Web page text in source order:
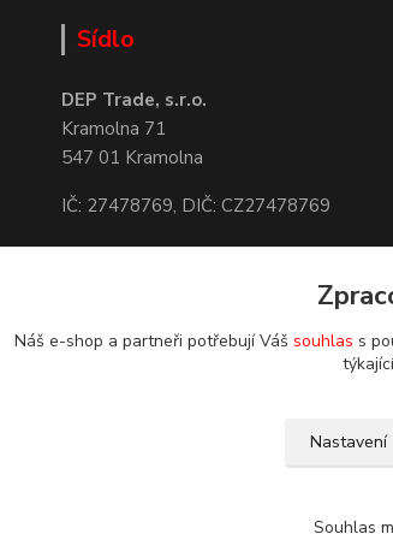
Sídlo
DEP Trade, s.r.o.
Kramolna 71
547 01 Kramolna
IČ: 27478769, DIČ: CZ27478769
Náš e-shop a partneři potřebují Váš souhlas s
Nastavení
Souhlas